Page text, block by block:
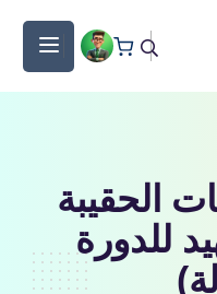
الحقيبة
للدورة